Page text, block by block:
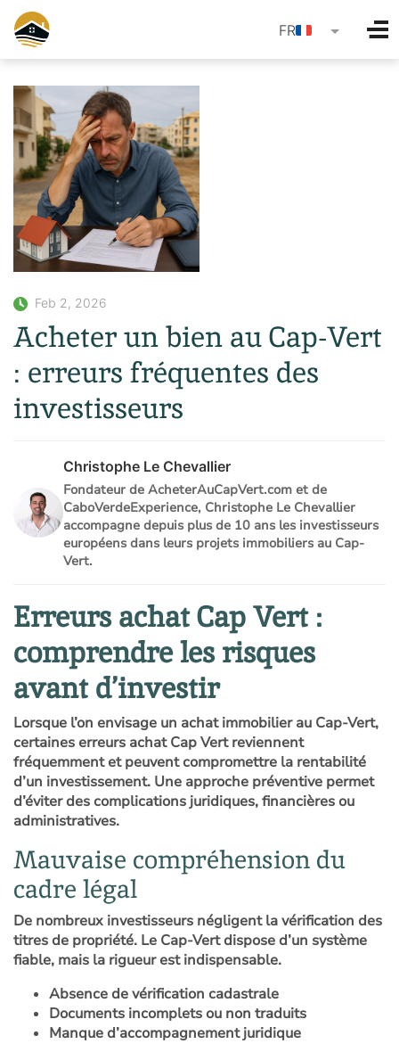
language
FR
Feb 2, 2026
Acheter un bien au Cap-Vert
: erreurs fréquentes des
investisseurs
Christophe Le Chevallier
Fondateur de AcheterAuCapVert.com et de
CaboVerdeExperience, Christophe Le Chevallier
accompagne depuis plus de 10 ans les investisseurs
européens dans leurs projets immobiliers au Cap-
Vert.
Erreurs achat Cap Vert :
comprendre les risques
avant d’investir
Lorsque l’on envisage un achat immobilier au Cap-Vert,
certaines erreurs achat Cap Vert reviennent
fréquemment et peuvent compromettre la rentabilité
d’un investissement. Une approche préventive permet
d’éviter des complications juridiques, financières ou
administratives.
Mauvaise compréhension du
cadre légal
De nombreux investisseurs négligent la vérification des
titres de propriété. Le Cap-Vert dispose d’un système
fiable, mais la rigueur est indispensable.
Absence de vérification cadastrale
Documents incomplets ou non traduits
Manque d’accompagnement juridique